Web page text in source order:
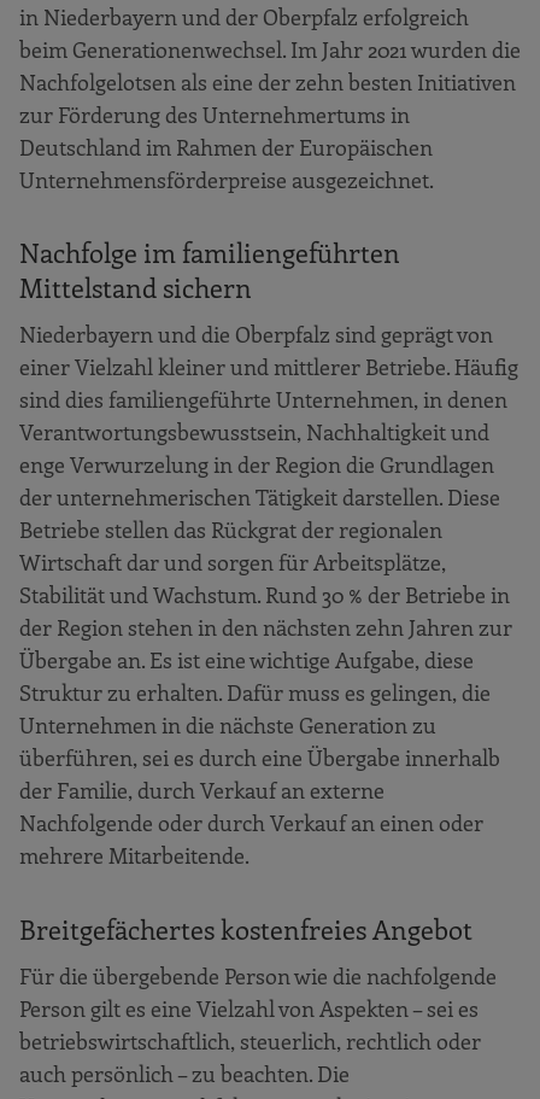
in Niederbayern und der Oberpfalz erfolgreich
beim Generationenwechsel. Im Jahr 2021 wurden die
Nachfolgelotsen als eine der zehn besten Initiativen
zur Förderung des Unternehmertums in
Deutschland im Rahmen der Europäischen
Unternehmensförderpreise ausgezeichnet.
Nachfolge im familiengeführten
Mittelstand sichern
Niederbayern und die Oberpfalz sind geprägt von
einer Vielzahl kleiner und mittlerer Betriebe. Häufig
sind dies familiengeführte Unternehmen, in denen
Verantwortungsbewusstsein, Nachhaltigkeit und
enge Verwurzelung in der Region die Grundlagen
der unternehmerischen Tätigkeit darstellen. Diese
Betriebe stellen das Rückgrat der regionalen
Wirtschaft dar und sorgen für Arbeitsplätze,
Stabilität und Wachstum. Rund 30 % der Betriebe in
der Region stehen in den nächsten zehn Jahren zur
Übergabe an. Es ist eine wichtige Aufgabe, diese
Struktur zu erhalten. Dafür muss es gelingen, die
Unternehmen in die nächste Generation zu
überführen, sei es durch eine Übergabe innerhalb
der Familie, durch Verkauf an externe
Nachfolgende oder durch Verkauf an einen oder
mehrere Mitarbeitende.
Breitgefächertes kostenfreies Angebot
Für die übergebende Person wie die nachfolgende
Person gilt es eine Vielzahl von Aspekten – sei es
betriebswirtschaftlich, steuerlich, rechtlich oder
auch persönlich – zu beachten. Die